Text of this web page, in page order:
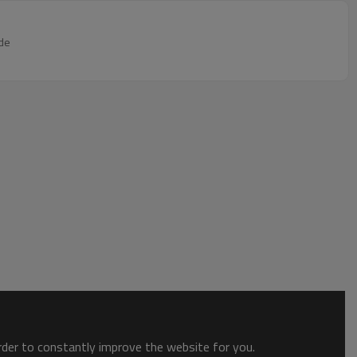
to constantly improve the website for you.